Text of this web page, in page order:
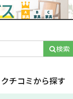
検索
クチコミから探す